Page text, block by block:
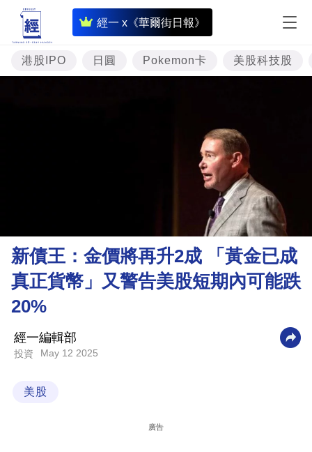
經一 x《華爾街日報》
即
時
財
經
理
財
商
技
港股IPO 日圓 Pokemon卡 美股科技股
新債王：金價將再升2成 「黃金已成
真正貨幣」又警告美股短期內可能跌
20%
經一編輯部
投資 May 12 2025
美股
廣告